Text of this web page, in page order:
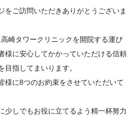
をご訪問いただきありがとうございま
崎タワークリニックを開院する運び
様に安心してかかっていただける信頼
目指してまいります。
様に8つのお約束をさせていただいて
少しでもお役に立てるよう精一杯努力